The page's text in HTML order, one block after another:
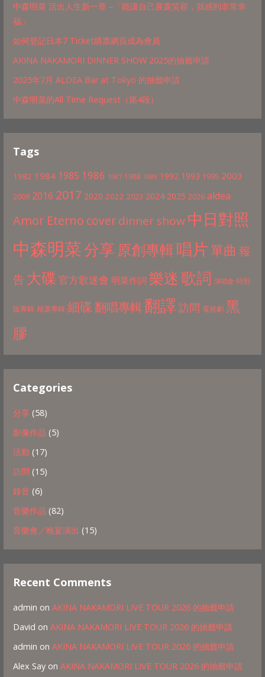
中森明菜 活出人生新一章 –「能讓自己展露笑容，我感到非常幸
福」
如何登記日本7 Ticket購票網頁成為會員
AKINA NAKAMORI DINNER SHOW 2025的抽籤申請
2025年7月 ALDEA Bar at Tokyo 的抽籤申請
中森明菜的All Time Request（第4段）
Tags
1982 1984 1985 1986 1987 1988 1989 1992 1993 1995 2003
2009 2016 2017 2020 2022 2023 2024 2025 2026 aldea
Amor Eterno coverdinner show中日對照
中森明菜分享 原創專輯唱片單曲 報
告 大碟 官方歌迷會 明菜作詞 樂迷歌詞 演唱會 特別
版專輯 精選專輯 細碟翻唱專輯翻譯 訪問 電視劇 黑
膠
Categories
分享 (58)
影像作品 (5)
活動 (17)
訪問 (15)
錄音 (6)
音樂作品 (82)
音樂會／晚宴演出 (15)
Recent Comments
admin onAKINA NAKAMORI LIVE TOUR 2026 的抽籤申請
David onAKINA NAKAMORI LIVE TOUR 2026 的抽籤申請
admin onAKINA NAKAMORI LIVE TOUR 2026 的抽籤申請
Alex Say onAKINA NAKAMORI LIVE TOUR 2026 的抽籤申請